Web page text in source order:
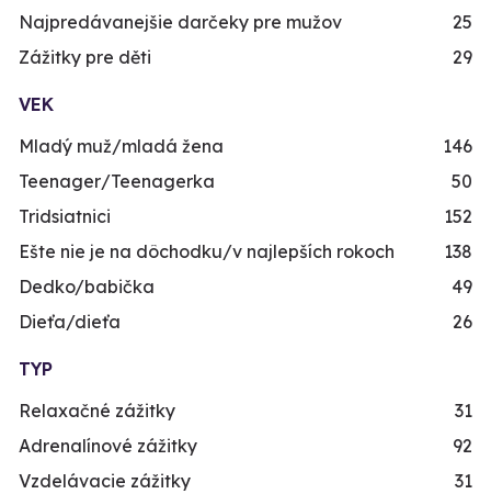
Najpredávanejšie darčeky pre mužov
25
Zážitky pre děti
29
VEK
Mladý muž/mladá žena
146
Teenager/Teenagerka
50
Tridsiatnici
152
Ešte nie je na dôchodku/v najlepších rokoch
138
Dedko/babička
49
Dieťa/dieťa
26
TYP
Relaxačné zážitky
31
Adrenalínové zážitky
92
Vzdelávacie zážitky
31